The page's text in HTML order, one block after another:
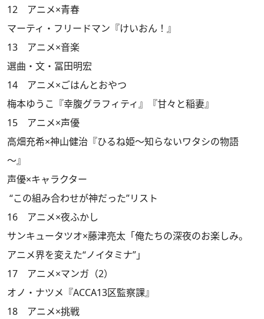
12 アニメ×青春
マーティ・フリードマン『けいおん！』
13 アニメ×音楽
選曲・文・冨田明宏
14 アニメ×ごはんとおやつ
梅本ゆうこ『幸腹グラフィティ』『甘々と稲妻』
15 アニメ×声優
高畑充希×神山健治『ひるね姫～知らないワタシの物語
～』
声優×キャラクター
“この組み合わせが神だった”リスト
16 アニメ×夜ふかし
サンキュータツオ×藤津亮太「俺たちの深夜のお楽しみ。
アニメ界を変えた“ノイタミナ”」
17 アニメ×マンガ（2）
オノ・ナツメ『ACCA13区監察課』
18 アニメ×挑戦